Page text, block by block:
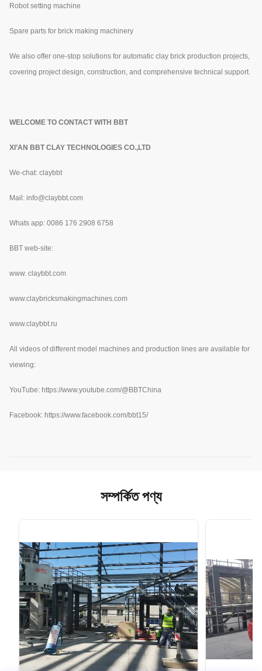
Robot setting machine
Spare parts for brick making machinery
We also offer one-stop solutions for automatic clay brick production projects,
covering project design, construction, and comprehensive technical support.
WELCOME TO CONTACT WITH BBT
XI’AN BBT CLAY TECHNOLOGIES CO.,LTD
We-chat: claybbt
Mail: info@claybbt.com
Whats app: 0086 176 2908 6758
BBT web-site:
www. claybbt.com
www.claybricksmakingmachines.com
www.claybbt.ru
All videos of different model machines and production lines are available for
viewing:
YouTube: https://www.youtube.com/@BBTChina
Facebook: https://www.facebook.com/bbt15/
সম্পর্কিত পণ্য